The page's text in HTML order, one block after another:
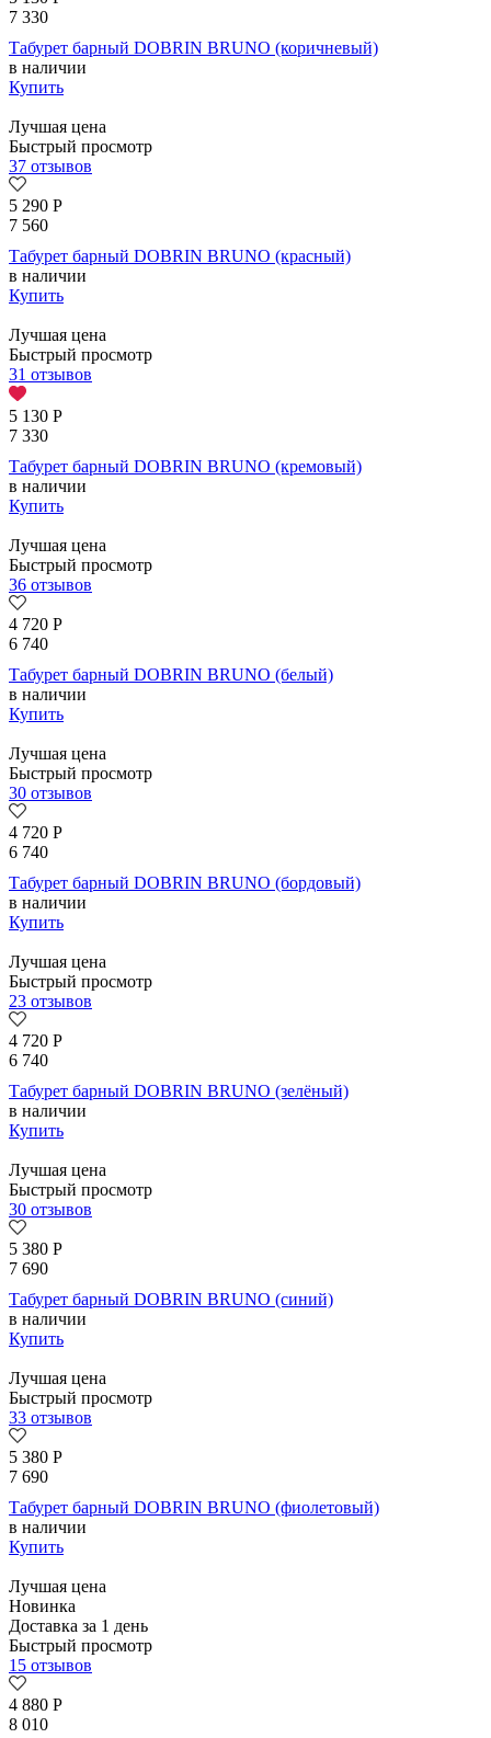
7 330
Табурет барный DOBRIN BRUNO (коричневый)
в наличии
Купить
Лучшая цена
Быстрый просмотр
37 отзывов
5 290 Р
7 560
Табурет барный DOBRIN BRUNO (красный)
в наличии
Купить
Лучшая цена
Быстрый просмотр
31 отзывов
5 130 Р
7 330
Табурет барный DOBRIN BRUNO (кремовый)
в наличии
Купить
Лучшая цена
Быстрый просмотр
36 отзывов
4 720 Р
6 740
Табурет барный DOBRIN BRUNO (белый)
в наличии
Купить
Лучшая цена
Быстрый просмотр
30 отзывов
4 720 Р
6 740
Табурет барный DOBRIN BRUNO (бордовый)
в наличии
Купить
Лучшая цена
Быстрый просмотр
23 отзывов
4 720 Р
6 740
Табурет барный DOBRIN BRUNO (зелёный)
в наличии
Купить
Лучшая цена
Быстрый просмотр
30 отзывов
5 380 Р
7 690
Табурет барный DOBRIN BRUNO (синий)
в наличии
Купить
Лучшая цена
Быстрый просмотр
33 отзывов
5 380 Р
7 690
Табурет барный DOBRIN BRUNO (фиолетовый)
в наличии
Купить
Лучшая цена
Новинка
Доставка за 1 день
Быстрый просмотр
15 отзывов
4 880 Р
8 010